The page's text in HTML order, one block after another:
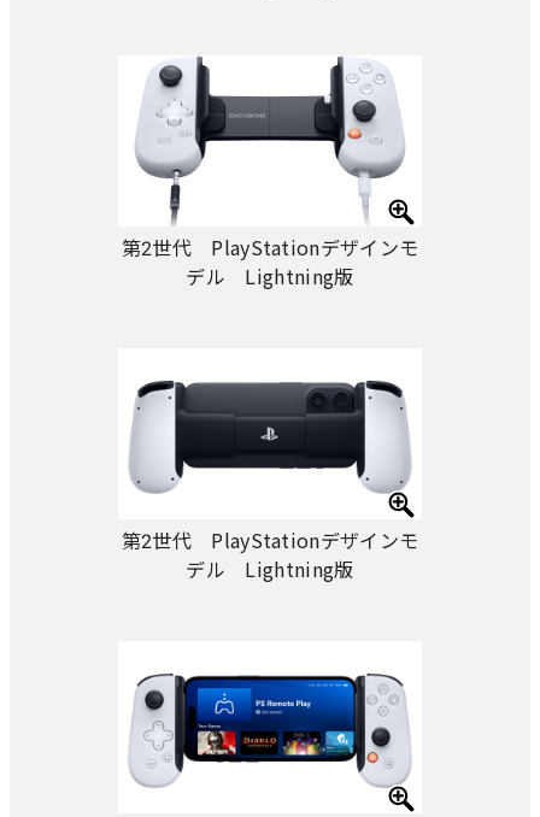
第2世代 PlayStationデザインモ
デル Lightning版
第2世代 PlayStationデザインモ
デル Lightning版